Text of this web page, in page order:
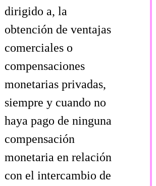
dirigido a, la
obtención de ventajas
comerciales o
compensaciones
monetarias privadas,
siempre y cuando no
haya pago de ninguna
compensación
monetaria en relación
con el intercambio de